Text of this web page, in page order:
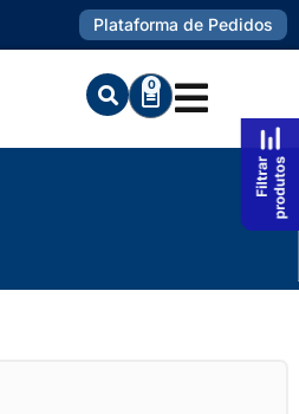
Plataforma de Pedidos
0